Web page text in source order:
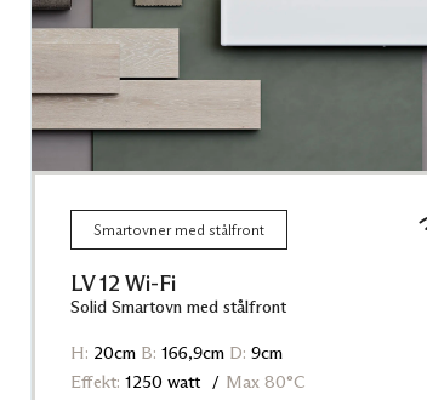
Smartovner med stålfront
LV 12 Wi-Fi
Solid Smartovn med stålfront
H: 20cm B: 166,9cm D: 9cm
Effekt: 1250 watt Max 80°C